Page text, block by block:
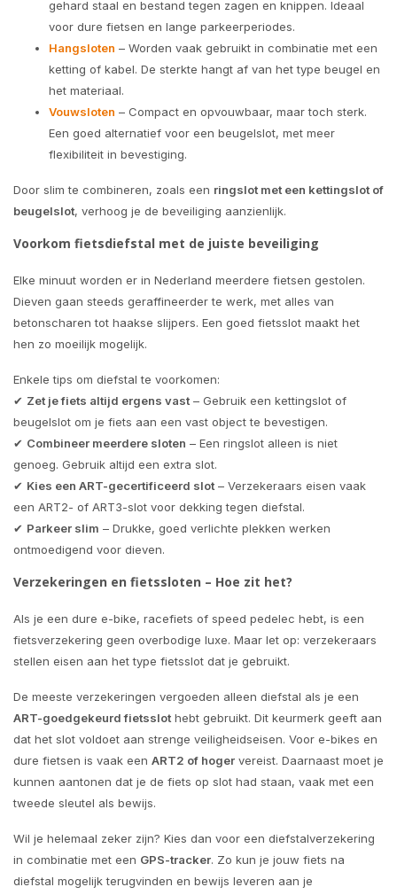
gehard staal en bestand tegen zagen en knippen. Ideaal
voor dure fietsen en lange parkeerperiodes.
Hangsloten – Worden vaak gebruikt in combinatie met een
ketting of kabel. De sterkte hangt af van het type beugel en
het materiaal.
Vouwsloten – Compact en opvouwbaar, maar toch sterk.
Een goed alternatief voor een beugelslot, met meer
flexibiliteit in bevestiging.
Door slim te combineren, zoals een ringslot met een kettingslot of
beugelslot, verhoog je de beveiliging aanzienlijk.
Voorkom fietsdiefstal met de juiste beveiliging
Elke minuut worden er in Nederland meerdere fietsen gestolen.
Dieven gaan steeds geraffineerder te werk, met alles van
betonscharen tot haakse slijpers. Een goed fietsslot maakt het
hen zo moeilijk mogelijk.
Enkele tips om diefstal te voorkomen:
✔ Zet je fiets altijd ergens vast – Gebruik een kettingslot of
beugelslot om je fiets aan een vast object te bevestigen.
✔ Combineer meerdere sloten – Een ringslot alleen is niet
genoeg. Gebruik altijd een extra slot.
✔ Kies een ART-gecertificeerd slot – Verzekeraars eisen vaak
een ART2- of ART3-slot voor dekking tegen diefstal.
✔ Parkeer slim – Drukke, goed verlichte plekken werken
ontmoedigend voor dieven.
Verzekeringen en fietssloten – Hoe zit het?
Als je een dure e-bike, racefiets of speed pedelec hebt, is een
fietsverzekering geen overbodige luxe. Maar let op: verzekeraars
stellen eisen aan het type fietsslot dat je gebruikt.
De meeste verzekeringen vergoeden alleen diefstal als je een
ART-goedgekeurd fietsslot hebt gebruikt. Dit keurmerk geeft aan
dat het slot voldoet aan strenge veiligheidseisen. Voor e-bikes en
dure fietsen is vaak een ART2 of hoger vereist. Daarnaast moet je
kunnen aantonen dat je de fiets op slot had staan, vaak met een
tweede sleutel als bewijs.
Wil je helemaal zeker zijn? Kies dan voor een diefstalverzekering
in combinatie met een GPS-tracker. Zo kun je jouw fiets na
diefstal mogelijk terugvinden en bewijs leveren aan je